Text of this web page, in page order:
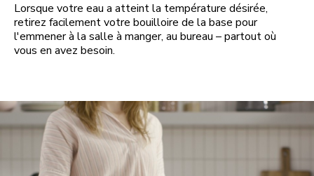
Lorsque votre eau a atteint la température désirée,
retirez facilement votre bouilloire de la base pour
l'emmener à la salle à manger, au bureau – partout où
vous en avez besoin.